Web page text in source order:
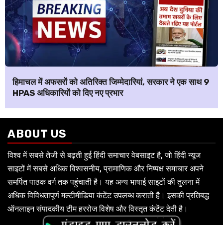
हिमाचल में अफसरों को अतिरिक्त जिम्मेदारियां, सरकार ने एक साथ 9
HPAS अधिकारियों को दिए नए प्रभार
ABOUT US
विश्व में सबसे तेजी से बढ़ती हुई हिंदी समाचार वेबसाइट है, जो हिंदी न्यूज
साइटों में सबसे अधिक विश्वसनीय, प्रामाणिक और निष्पक्ष समाचार अपने
समर्पित पाठक वर्ग तक पहुंचाती है। यह अन्य भाषाई साइटों की तुलना में
अधिक विविधतापूर्ण मल्टीमीडिया कंटेंट उपलब्ध कराती है। इसकी प्रतिबद्ध
ऑनलाइन संपादकीय टीम हररोज विशेष और विस्तृत कंटेंट देती है।